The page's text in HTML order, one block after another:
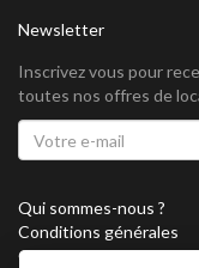
Newsletter
Inscrivez vous pour
toutes nos offres de
Qui sommes-nous ?
Conditions générales
Confidentialité